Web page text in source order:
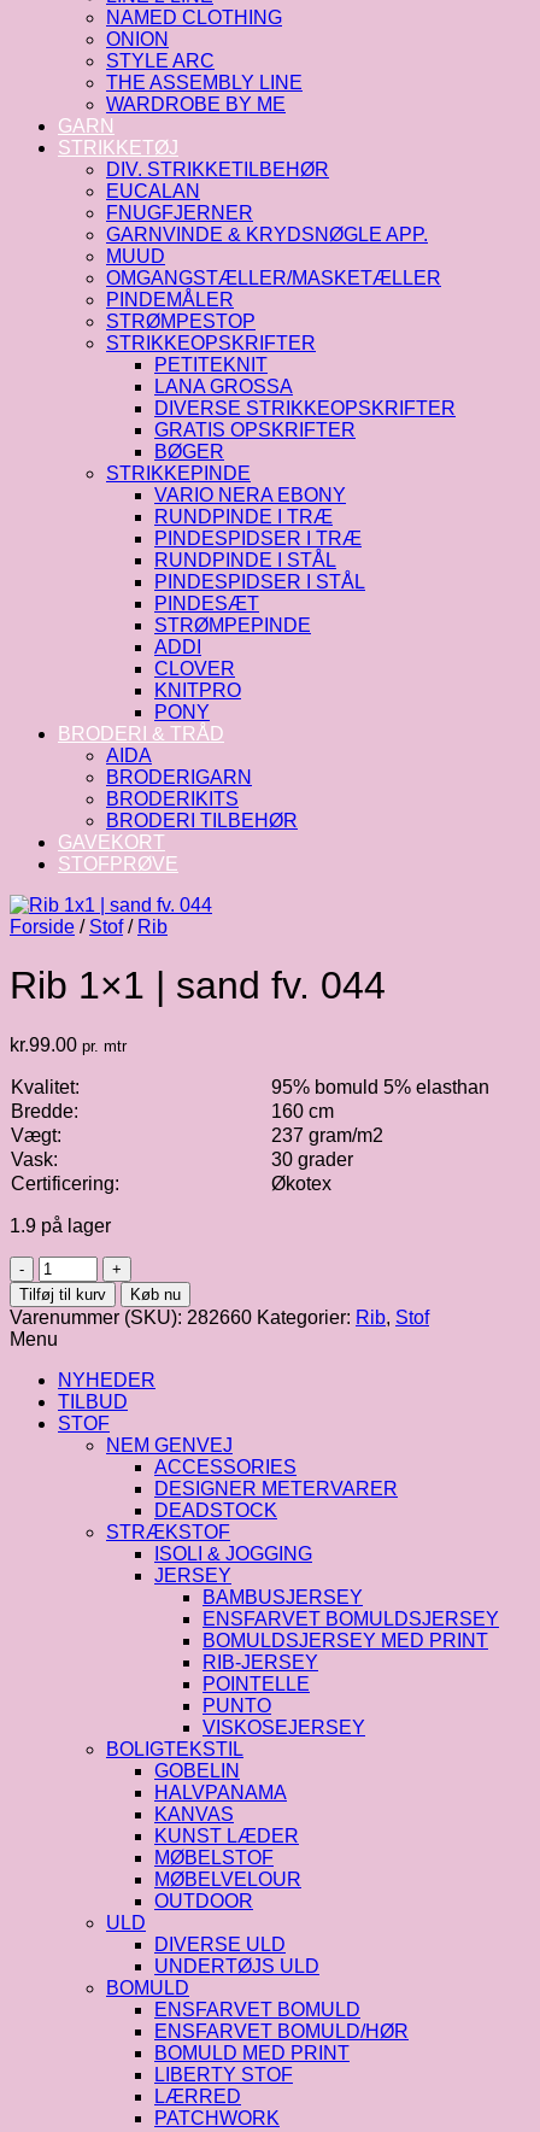
NAMED CLOTHING
ONION
STYLE ARC
THE ASSEMBLY LINE
WARDROBE BY ME
GARN
STRIKKETØJ
DIV. STRIKKETILBEHØR
EUCALAN
FNUGFJERNER
GARNVINDE & KRYDSNØGLE APP.
MUUD
OMGANGSTÆLLER/MASKETÆLLER
PINDEMÅLER
STRØMPESTOP
STRIKKEOPSKRIFTER
PETITEKNIT
LANA GROSSA
DIVERSE STRIKKEOPSKRIFTER
GRATIS OPSKRIFTER
BØGER
STRIKKEPINDE
VARIO NERA EBONY
RUNDPINDE I TRÆ
PINDESPIDSER I TRÆ
RUNDPINDE I STÅL
PINDESPIDSER I STÅL
PINDESÆT
STRØMPEPINDE
ADDI
CLOVER
KNITPRO
PONY
BRODERI & TRÅD
AIDA
BRODERIGARN
BRODERIKITS
BRODERI TILBEHØR
GAVEKORT
STOFPRØVE
Forside / Stof / Rib
Rib 1×1 | sand fv. 044
kr.99.00 pr. mtr
Kvalitet:
95% bomuld 5% elasthan
Bredde:
160 cm
Vægt:
237 gram/m2
Vask:
30 grader
Certificering:
Økotex
1.9 på lager
Rib
1x1
|
sand
fv.
044
antal
Tilføj til kurv Køb nu
Varenummer (SKU): 282660 Kategorier: Rib, Stof
Menu
NYHEDER
TILBUD
STOF
NEM GENVEJ
ACCESSORIES
DESIGNER METERVARER
DEADSTOCK
STRÆKSTOF
ISOLI & JOGGING
JERSEY
BAMBUSJERSEY
ENSFARVET BOMULDSJERSEY
BOMULDSJERSEY MED PRINT
RIB-JERSEY
POINTELLE
PUNTO
VISKOSEJERSEY
BOLIGTEKSTIL
GOBELIN
HALVPANAMA
KANVAS
KUNST LÆDER
MØBELSTOF
MØBELVELOUR
OUTDOOR
ULD
DIVERSE ULD
UNDERTØJS ULD
BOMULD
ENSFARVET BOMULD
ENSFARVET BOMULD/HØR
BOMULD MED PRINT
LIBERTY STOF
LÆRRED
PATCHWORK